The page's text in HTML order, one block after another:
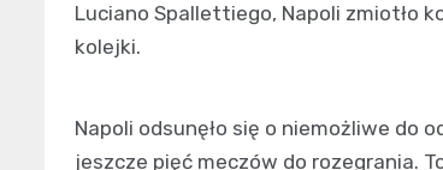
Luciano Spallettiego, Napoli zmiotło
kolejki.
Napoli odsunęło się o niemożliwe do
jeszcze pięć meczów do rozegrania.